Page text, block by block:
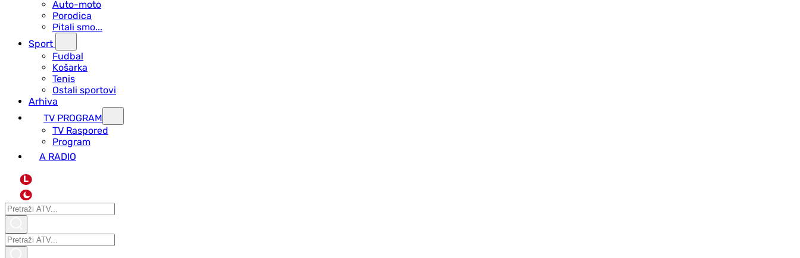
Auto-moto
Porodica
Pitali smo...
Sport
Fudbal
Košarka
Tenis
Ostali sportovi
Arhiva
TV PROGRAM
ТV Raspored
Program
A RADIO
L